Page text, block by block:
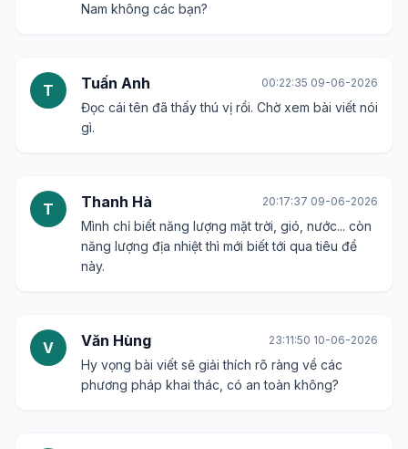
Nam không các bạn?
T Tuấn Anh 00:22:35 09-06-2026
Đọc cái tên đã thấy thú vị rồi. Chờ xem bài viết nói
gì.
T Thanh Hà 20:17:37 09-06-2026
Mình chỉ biết năng lượng mặt trời, gió, nước... còn
năng lượng địa nhiệt thì mới biết tới qua tiêu đề
này.
V Văn Hùng 23:11:50 10-06-2026
Hy vọng bài viết sẽ giải thích rõ ràng về các
phương pháp khai thác, có an toàn không?